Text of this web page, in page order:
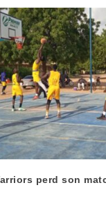
perd son